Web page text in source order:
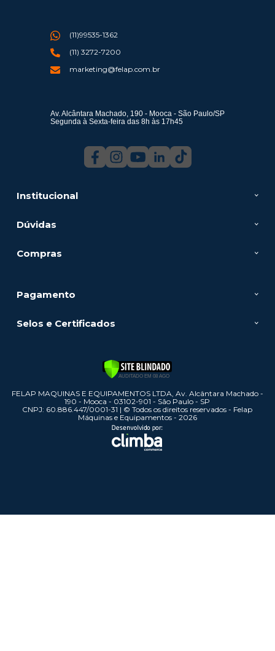
Institucional
Dúvidas
Compras
(11)99535-1362
(11) 3272-7200
marketing@felap.com.br
Av. Alcântara Machado, 190 - Mooca - São Paulo/SP
Segunda à Sexta-feira das 8h às 17h45
Pagamento
Selos e Certificados
FELAP MAQUINAS E EQUIPAMENTOS LTDA, Av. Alcântara Machado -
190 - Mooca - 03102-901 - São Paulo - SP
CNPJ: 60.886.447/0001-31 | © Todos os direitos reservados - Felap
Máquinas e Equipamentos - 2026